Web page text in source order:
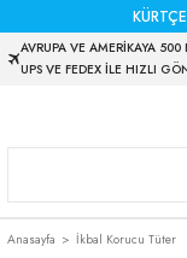
AVRUPA VE AMERİKAYA
UPS VE FEDEX İLE HIZLI
Anasayfa İkbal Korucu Tüter